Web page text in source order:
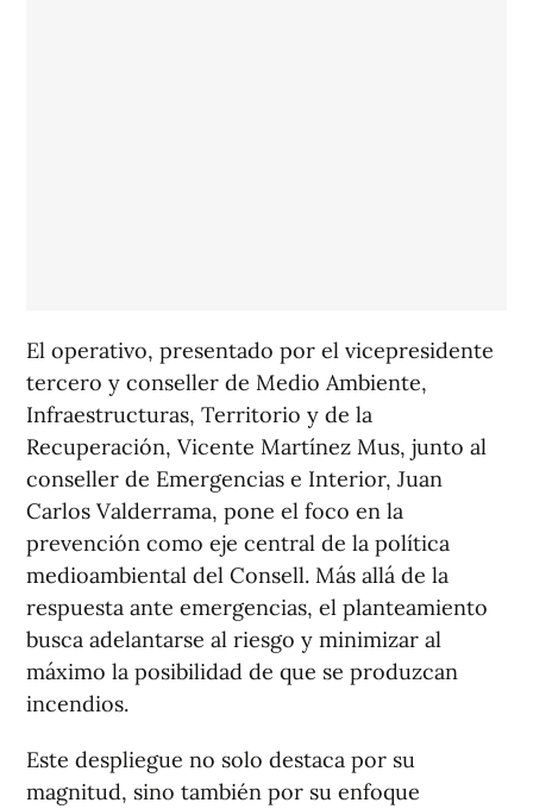
El operativo, presentado por el vicepresidente
tercero y conseller de Medio Ambiente,
Infraestructuras, Territorio y de la
Recuperación, Vicente Martínez Mus, junto al
conseller de Emergencias e Interior, Juan
Carlos Valderrama, pone el foco en la
prevención como eje central de la política
medioambiental del Consell. Más allá de la
respuesta ante emergencias, el planteamiento
busca adelantarse al riesgo y minimizar al
máximo la posibilidad de que se produzcan
incendios.
Este despliegue no solo destaca por su
magnitud, sino también por su enfoque